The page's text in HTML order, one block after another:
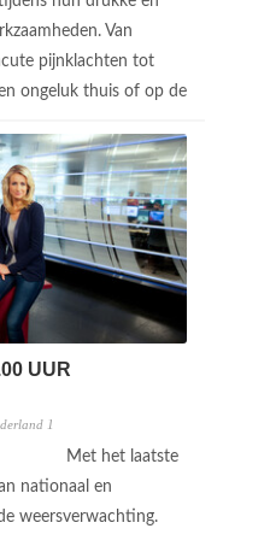
Van
pijnklachten tot
ongeluk thuis of op de
UUR
1
Met het laatste
nationaal en
weersverwachting.